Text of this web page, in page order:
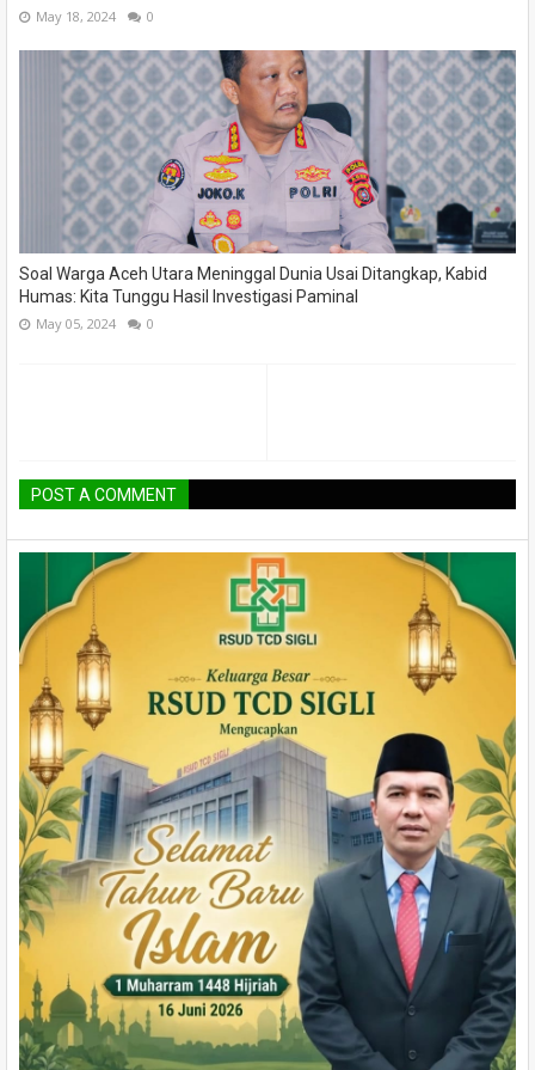
May 18, 2024 0
Soal Warga Aceh Utara Meninggal Dunia Usai Ditangkap, Kabid
Humas: Kita Tunggu Hasil Investigasi Paminal
May 05, 2024 0
POST A COMMENT